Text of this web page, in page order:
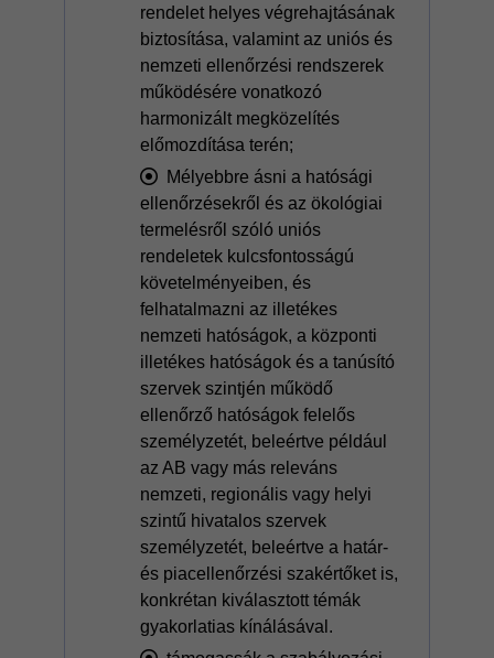
rendelet helyes végrehajtásának
biztosítása, valamint az uniós és
nemzeti ellenőrzési rendszerek
működésére vonatkozó
harmonizált megközelítés
előmozdítása terén;
Mélyebbre ásni a hatósági
ellenőrzésekről és az ökológiai
termelésről szóló uniós
rendeletek kulcsfontosságú
követelményeiben, és
felhatalmazni az illetékes
nemzeti hatóságok, a központi
illetékes hatóságok és a tanúsító
szervek szintjén működő
ellenőrző hatóságok felelős
személyzetét, beleértve például
az AB vagy más releváns
nemzeti, regionális vagy helyi
szintű hivatalos szervek
személyzetét, beleértve a határ-
és piacellenőrzési szakértőket is,
konkrétan kiválasztott témák
gyakorlatias kínálásával.